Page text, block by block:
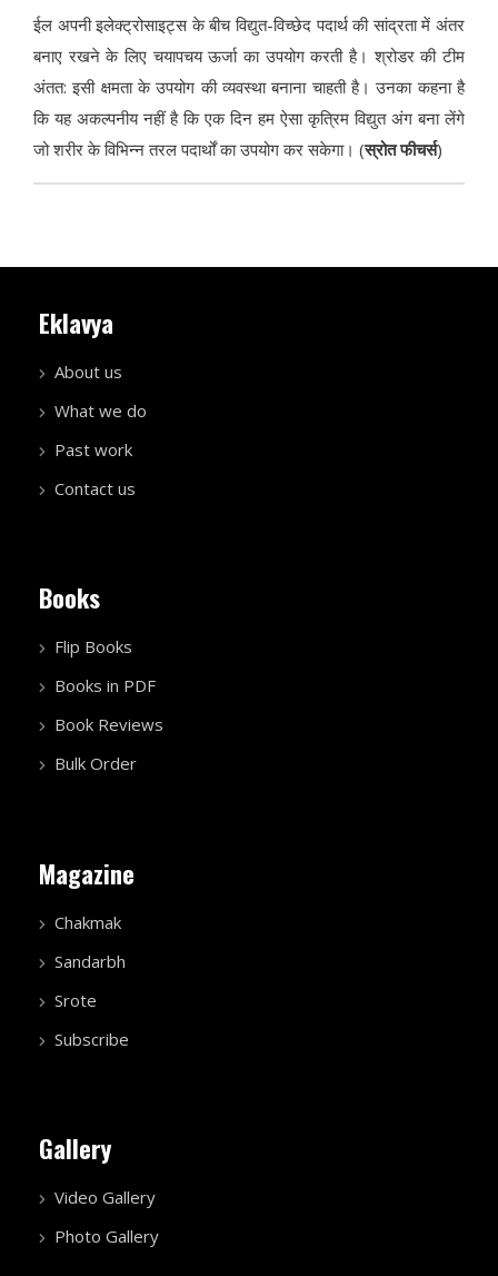
ईल अपनी इलेक्ट्रोसाइट्स के बीच विद्युत-विच्छेद पदार्थ की सांद्रता में अंतर
बनाए रखने के लिए चयापचय ऊर्जा का उपयोग करती है। श्रोडर की टीम
अंतत: इसी क्षमता के उपयोग की व्यवस्था बनाना चाहती है। उनका कहना है
कि यह अकल्पनीय नहीं है कि एक दिन हम ऐसा कृत्रिम विद्युत अंग बना लेंगे
जो शरीर के विभिन्न तरल पदार्थों का उपयोग कर सकेगा। (स्रोत फीचर्स)
Eklavya
About us
What we do
Past work
Contact us
Books
Flip Books
Books in PDF
Book Reviews
Bulk Order
Magazine
Chakmak
Sandarbh
Srote
Subscribe
Gallery
Video Gallery
Photo Gallery